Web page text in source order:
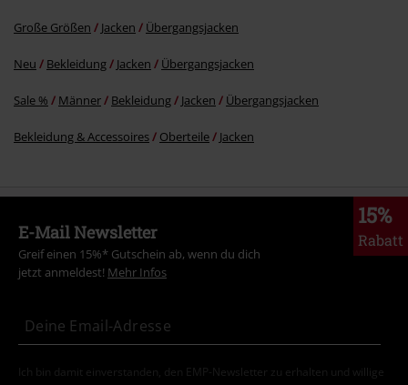
Große Größen Jacken Übergangsjacken
Neu Bekleidung Jacken Übergangsjacken
Sale % Männer Bekleidung Jacken Übergangsjacken
Bekleidung & Accessoires Oberteile Jacken
15%
Rabatt
E-Mail Newsletter
Greif einen 15%* Gutschein ab, wenn du dich
jetzt anmeldest! Mehr Infos
Ich bin damit einverstanden, den EMP-Newsletter zu erhalten und willige